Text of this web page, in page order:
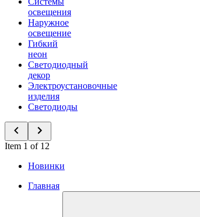
освещения
Наружное
освещение
Гибкий
неон
Светодиодный
декор
Электроустановочные
изделия
Светодиоды
Item 1 of 12
Новинки
Главная